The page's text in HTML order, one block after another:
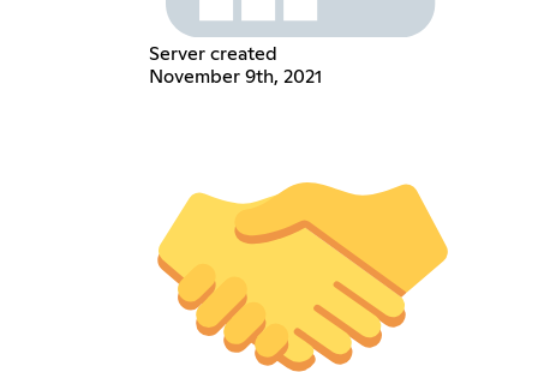
Server created
November 9th, 2021